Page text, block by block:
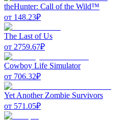
theHunter: Call of the Wild™
от 148.23₽
The Last of Us
от 2759.67₽
Cowboy Life Simulator
от 706.32₽
Yet Another Zombie Survivors
от 571.05₽